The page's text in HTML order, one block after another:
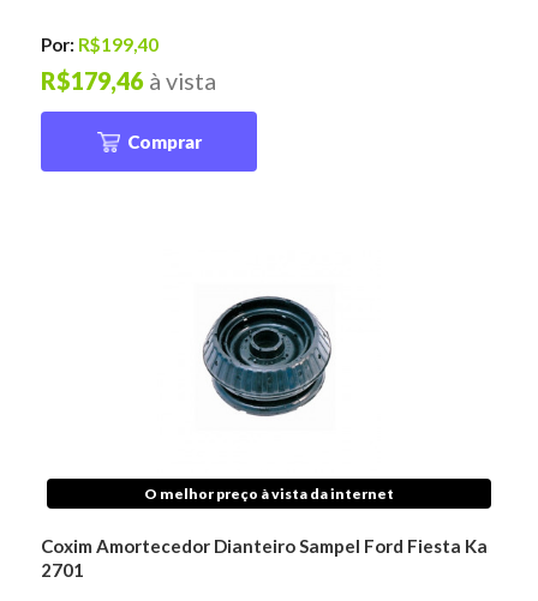
Por: R$199,40
à vista
R$179,46
Comprar
O melhor preço à vista da internet
Coxim Amortecedor Dianteiro Sampel Ford Fiesta Ka
2701